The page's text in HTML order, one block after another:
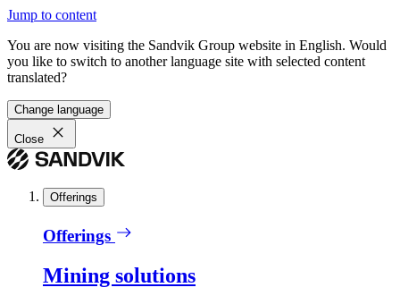
Jump to content
You are now visiting the Sandvik Group website in English. Would
you like to switch to another language site with selected content
translated?
Change language
Close
Offerings
Offerings
Mining solutions